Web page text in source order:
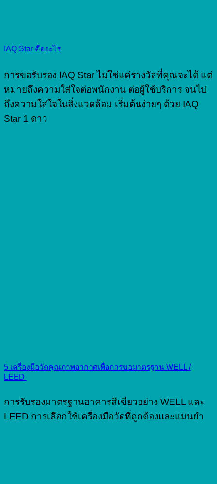
IAQ Star คืออะไร
การขอรับรอง IAQ Star ไม่ใช่แค่รางวัลที่คุณจะได้ แต่
หมายถึงความใส่ใจต่อพนักงาน ต่อผู้ใช้บริการ จนไป
ถึงความใส่ใจในสิ่งแวดล้อม เริ่มต้นง่ายๆ ด้วย IAQ
Star 1 ดาว
5 เครื่องมือวัดคุณภาพอากาศเพื่อการขอมาตรฐาน WELL /
LEED
การรับรองมาตรฐานอาคารสีเขียวอย่าง WELL และ
LEED การเลือกใช้เครื่องมือวัดที่ถูกต้องและแม่นยำ